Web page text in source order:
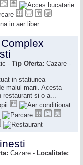
- Tip Oferta: Cazare -
in statiunea
malul marii. Acesta
restaurant si o a...
Cazare - Localitate: